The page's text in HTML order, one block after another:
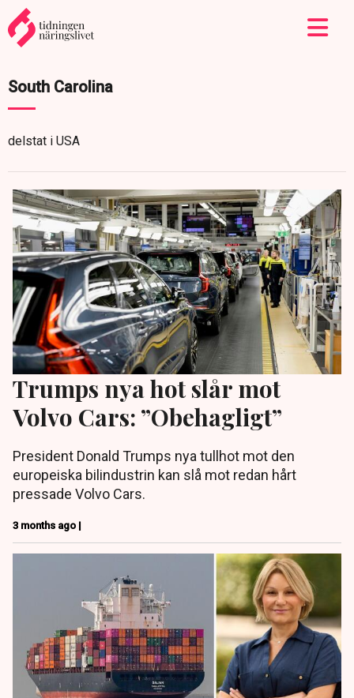
South Carolina
delstat i USA
Trumps nya hot slår mot
Volvo Cars: ”Obehagligt”
President Donald Trumps nya tullhot mot den
europeiska bilindustrin kan slå mot redan hårt
pressade Volvo Cars.
3 months ago |